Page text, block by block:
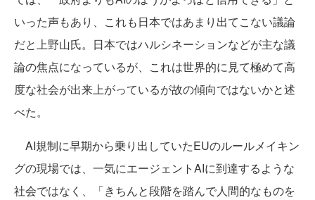
いった声もあり、これも日本ではあまり出てこない議論
だと上野山氏。日本ではハルシネーションなどが主な議
論の焦点になっているが、これは世界的に見て極めて高
度な社会が出来上がっているが故の傾向ではないかと述
べた。
AI規制に早期から乗り出していたEUのルールメイキン
グの現場では、一気にエージェントAIに到達するような
社会ではなく、「きちんと段階を踏んで人間的なものを